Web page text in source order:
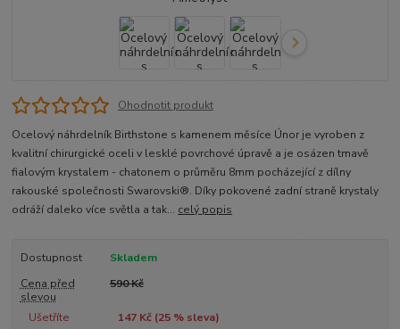
Ohodnotit produkt
Ocelový náhrdelník Birthstone s kamenem měsíce Únor je vyroben z
kvalitní chirurgické oceli v lesklé povrchové úpravě a je osázen tmavě
fialovým krystalem - chatonem o průměru 8mm pocházející z dílny
rakouské společnosti Swarovski®. Díky pokovené zadní straně krystaly
odráží daleko více světla a tak... celý popis
Dostupnost
Skladem
Cena před
slevou
590 Kč
Ušetříte 147 Kč (25% sleva)